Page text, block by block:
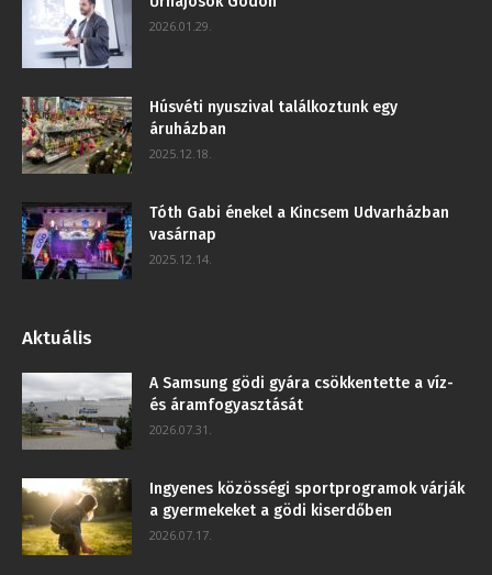
2026.01.29.
Húsvéti nyuszival találkoztunk egy
áruházban
2025.12.18.
Tóth Gabi énekel a Kincsem Udvarházban
vasárnap
2025.12.14.
Aktuális
A Samsung gödi gyára csökkentette a víz-
és áramfogyasztását
2026.07.31.
Ingyenes közösségi sportprogramok várják
a gyermekeket a gödi kiserdőben
2026.07.17.